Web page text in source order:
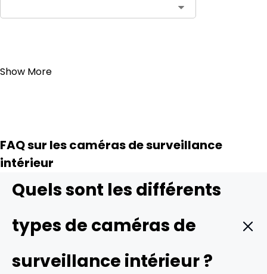
Show More
FAQ sur les caméras de surveillance
intérieur
Quels sont les différents
types de caméras de
surveillance intérieur ?